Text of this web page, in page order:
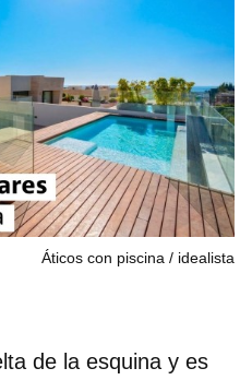
Áticos con piscina idealista
de la esquina y es